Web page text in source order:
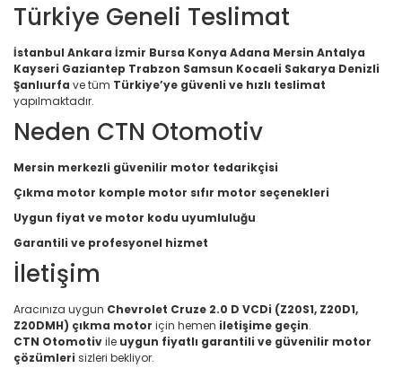
Türkiye Geneli Teslimat
İstanbul Ankara İzmir Bursa Konya Adana Mersin Antalya
Kayseri Gaziantep Trabzon Samsun Kocaeli Sakarya Denizli
Şanlıurfa ve tüm Türkiye’ye güvenli ve hızlı teslimat
yapılmaktadır.
Neden CTN Otomotiv
Mersin merkezli güvenilir motor tedarikçisi
Çıkma motor komple motor sıfır motor seçenekleri
Uygun fiyat ve motor kodu uyumluluğu
Garantili ve profesyonel hizmet
İletişim
Aracınıza uygun Chevrolet Cruze 2.0 D VCDi (Z20S1, Z20D1,
Z20DMH) çıkma motor için hemen iletişime geçin.
CTN Otomotivile uygun fiyatlı garantili ve güvenilir motor
çözümleri sizleri bekliyor.